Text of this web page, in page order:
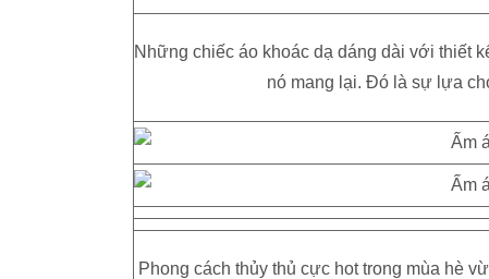
Những chiếc áo khoác dạ dáng dài với thiết
nó mang lại. Đó là sự lựa
Phong cách thủy thủ cực hot trong mùa hè